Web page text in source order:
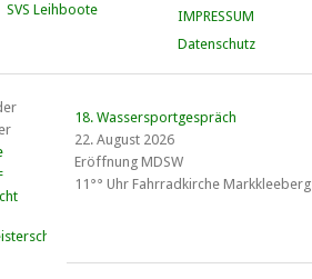
SVS Leihboote
IMPRESSUM
Datenschutz
18. Wassersportgespräch
22. August 2026
Eröffnung MDSW
11°° Uhr Fahrrad­kirche Markkleeberg